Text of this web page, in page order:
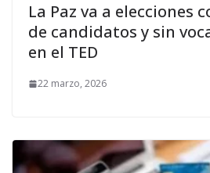
La Paz va a elecciones
de candidatos y sin
en el TED
22 marzo, 2026